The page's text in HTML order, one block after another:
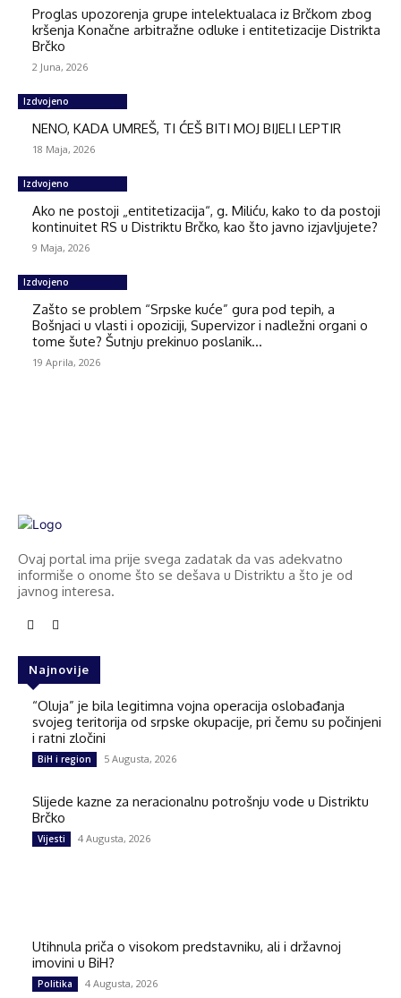
Proglas upozorenja grupe intelektualaca iz Brčkom zbog
kršenja Konačne arbitražne odluke i entitetizacije Distrikta
Brčko
2 Juna, 2026
Izdvojeno
NENO, KADA UMREŠ, TI ĆEŠ BITI MOJ BIJELI LEPTIR
18 Maja, 2026
Izdvojeno
Ako ne postoji „entitetizacija“, g. Miliću, kako to da postoji
kontinuitet RS u Distriktu Brčko, kao što javno izjavljujete?
9 Maja, 2026
Izdvojeno
Zašto se problem “Srpske kuće” gura pod tepih, a
Bošnjaci u vlasti i opoziciji, Supervizor i nadležni organi o
tome šute? Šutnju prekinuo poslanik...
19 Aprila, 2026
Ovaj portal ima prije svega zadatak da vas adekvatno
informiše o onome što se dešava u Distriktu a što je od
javnog interesa.
Najnovije
“Oluja” je bila legitimna vojna operacija oslobađanja
svojeg teritorija od srpske okupacije, pri čemu su počinjeni
i ratni zločini
BiH i region 5 Augusta, 2026
Slijede kazne za neracionalnu potrošnju vode u Distriktu
Brčko
Vijesti 4 Augusta, 2026
Utihnula priča o visokom predstavniku, ali i državnoj
imovini u BiH?
Politika 4 Augusta, 2026